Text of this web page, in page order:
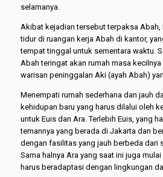
selamanya.
Akibat kejadian tersebut terpaksa Abah,
tidur di ruangan kerja Abah di kantor,
tempat tinggal untuk sementara waktu.
Abah teringat akan rumah masa
warisan peninggalan Aki (ayah Abah)
Menempati rumah sederhana dan jauh
kehidupan baru yang harus dilalui oleh
untuk Euis dan Ara. Terlebih Euis, yang
temannya yang berada di Jakarta dan
dengan fasilitas yang jauh berbeda dari
Sama halnya Ara yang saat ini juga
harus beradaptasi dengan lingkungan